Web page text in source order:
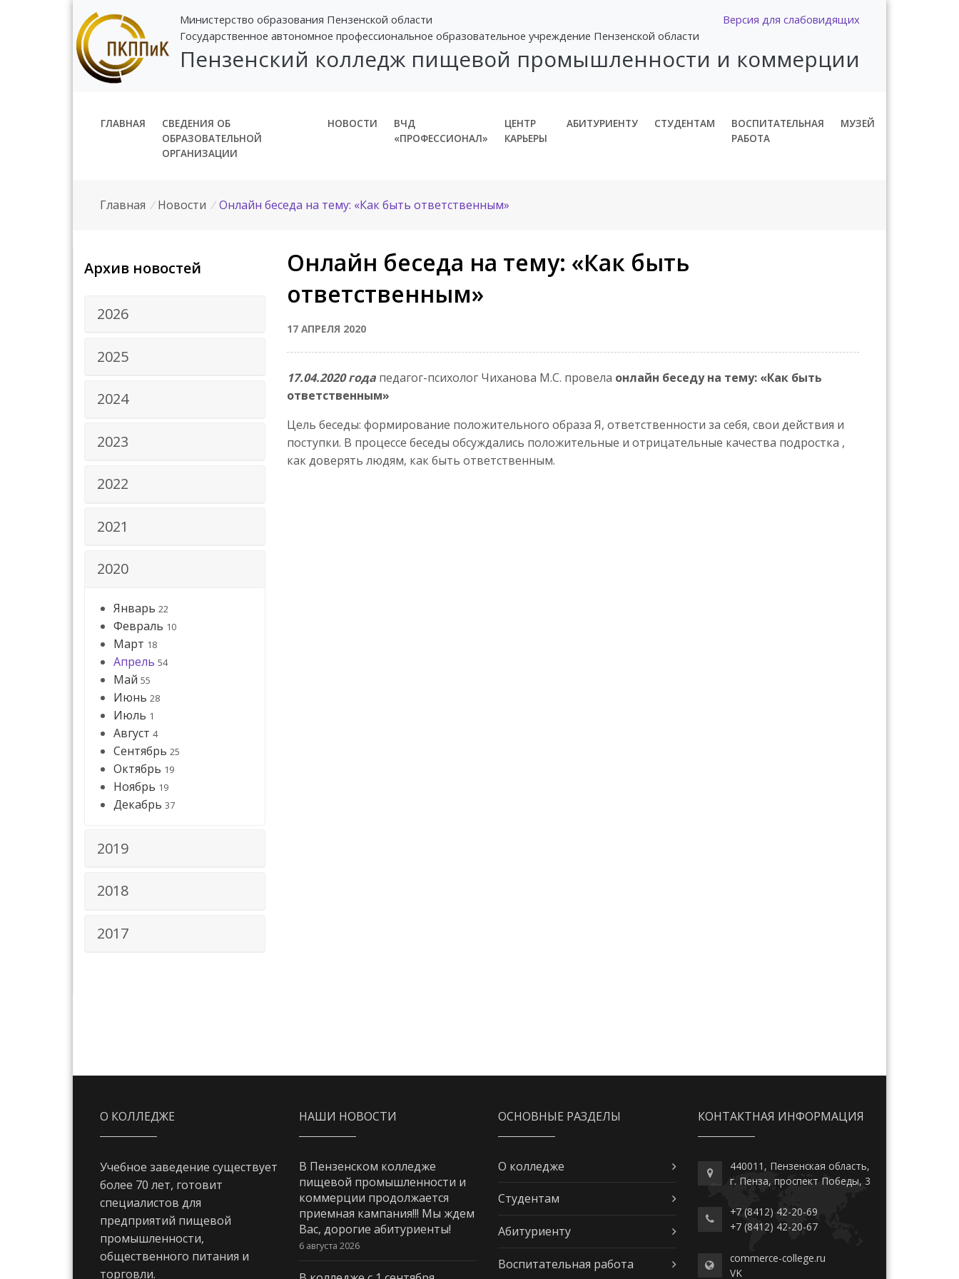
Версия для слабовидящих
Министерство образования Пензенской области
Государственное автономное профессиональное образовательное учреждение Пензенской области
Пензенский колледж пищевой промышленности и коммерции
ГЛАВНАЯ
СВЕДЕНИЯ ОБ
ОБРАЗОВАТЕЛЬНОЙ
ОРГАНИЗАЦИИ
НОВОСТИ
ВЧД
«ПРОФЕССИОНАЛ»
ЦЕНТР
КАРЬЕРЫ
АБИТУРИЕНТУ СТУДЕНТАМ
ВОСПИТАТЕЛЬНАЯ
РАБОТА
МУЗЕЙ
Главная / Новости / Онлайн беседа на тему: «Как быть ответственным»
Архив новостей
2026
2025
2024
2023
2022
2021
2020
Январь 22
Февраль 10
Март 18
Апрель 54
Май 55
Июнь 28
Июль 1
Август 4
Сентябрь 25
Октябрь 19
Ноябрь 19
Декабрь 37
2019
2018
2017
Онлайн беседа на тему: «Как быть
ответственным»
17 АПРЕЛЯ 2020
17.04.2020 года педагог-психолог Чиханова М.С. провела онлайн беседу на тему: «Как быть
ответственным»
Цель беседы: формирование положительного образа Я, ответственности за себя, свои действия и
поступки. В процессе беседы обсуждались положительные и отрицательные качества подростка ,
как доверять людям, как быть ответственным.
О КОЛЛЕДЖЕ
Учебное заведение существует
более 70 лет, готовит
специалистов для
предприятий пищевой
промышленности,
общественного питания и
торговли.
НАШИ НОВОСТИ
В Пензенском колледже
пищевой промышленности и
коммерции продолжается
приемная кампания!!! Мы ждем
Вас, дорогие абитуриенты!
6 августа 2026
ОСНОВНЫЕ РАЗДЕЛЫ
О колледже
Студентам
Абитуриенту
Воспитательная работа
КОНТАКТНАЯ ИНФОРМАЦИЯ
440011, Пензенская область,
г. Пенза, проспект Победы, 3
+7 (8412) 42-20-69
+7 (8412) 42-20-67
commerce-college.ru
VK